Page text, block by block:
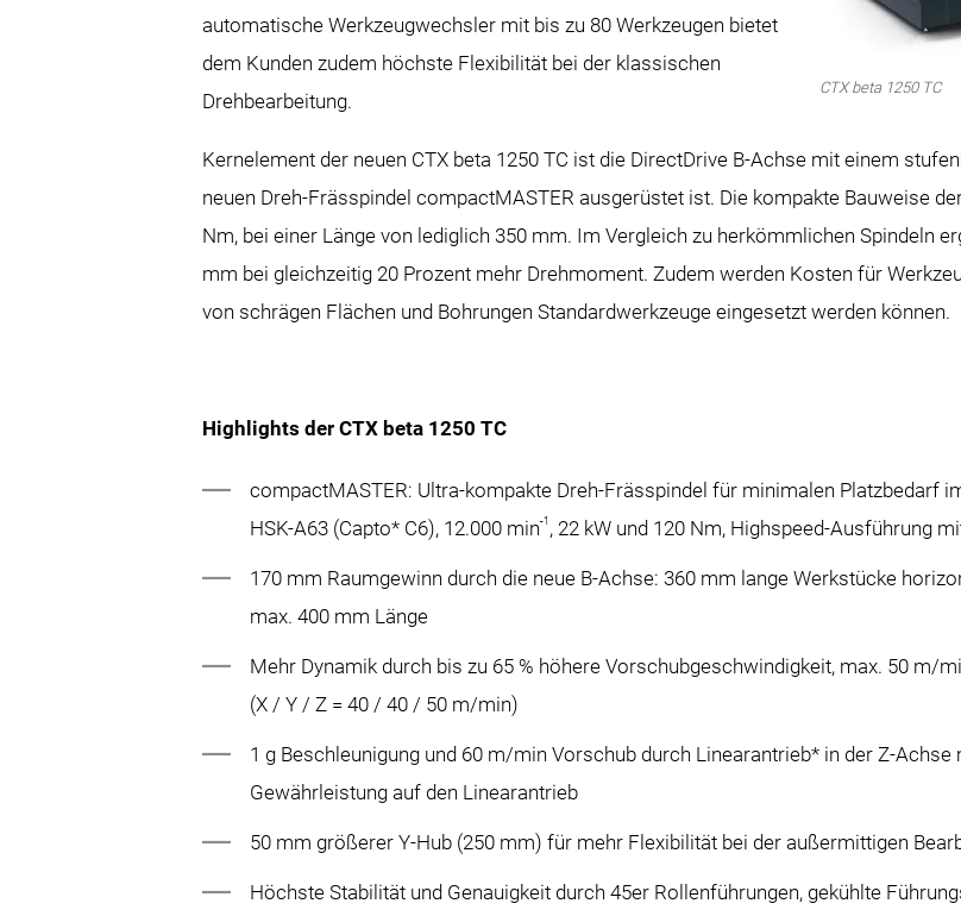
CTX beta 1250 TC
automatische Werkzeugwechsler mit bis zu 80 Werkzeugen bietet
dem Kunden zudem höchste Flexibilität bei der klassischen
Drehbearbeitung.
Kernelement der neuen CTX beta 1250 TC ist die DirectDrive B-Achse mit einem
neuen Dreh-Frässpindel compactMASTER ausgerüstet ist. Die kompakte Bauweise
Nm, bei einer Länge von lediglich 350 mm. Im Vergleich zu herkömmlichen Spindeln
mm bei gleichzeitig 20 Prozent mehr Drehmoment. Zudem werden Kosten für
von schrägen Flächen und Bohrungen Standardwerkzeuge eingesetzt werden können.
Highlights der CTX beta 1250 TC
compactMASTER: Ultra-kompakte Dreh-Frässpindel für minimalen Platzbedarf
HSK-A63 (Capto* C6), 12.000 min-1 , 22 kW und 120 Nm, Highspeed-Ausführung
170 mm Raumgewinn durch die neue B-Achse: 360 mm lange Werkstücke
max. 400 mm Länge
Mehr Dynamik durch bis zu 65 % höhere Vorschubgeschwindigkeit, max. 50 m/
(X / Y / Z = 40 / 40 / 50 m/min)
1 g Beschleunigung und 60 m/min Vorschub durch Linearantrieb* in der Z-
Gewährleistung auf den Linearantrieb
50 mm größerer Y-Hub (250 mm) für mehr Flexibilität bei der außermittigen
Höchste Stabilität und Genauigkeit durch 45er Rollenführungen, gekühlte